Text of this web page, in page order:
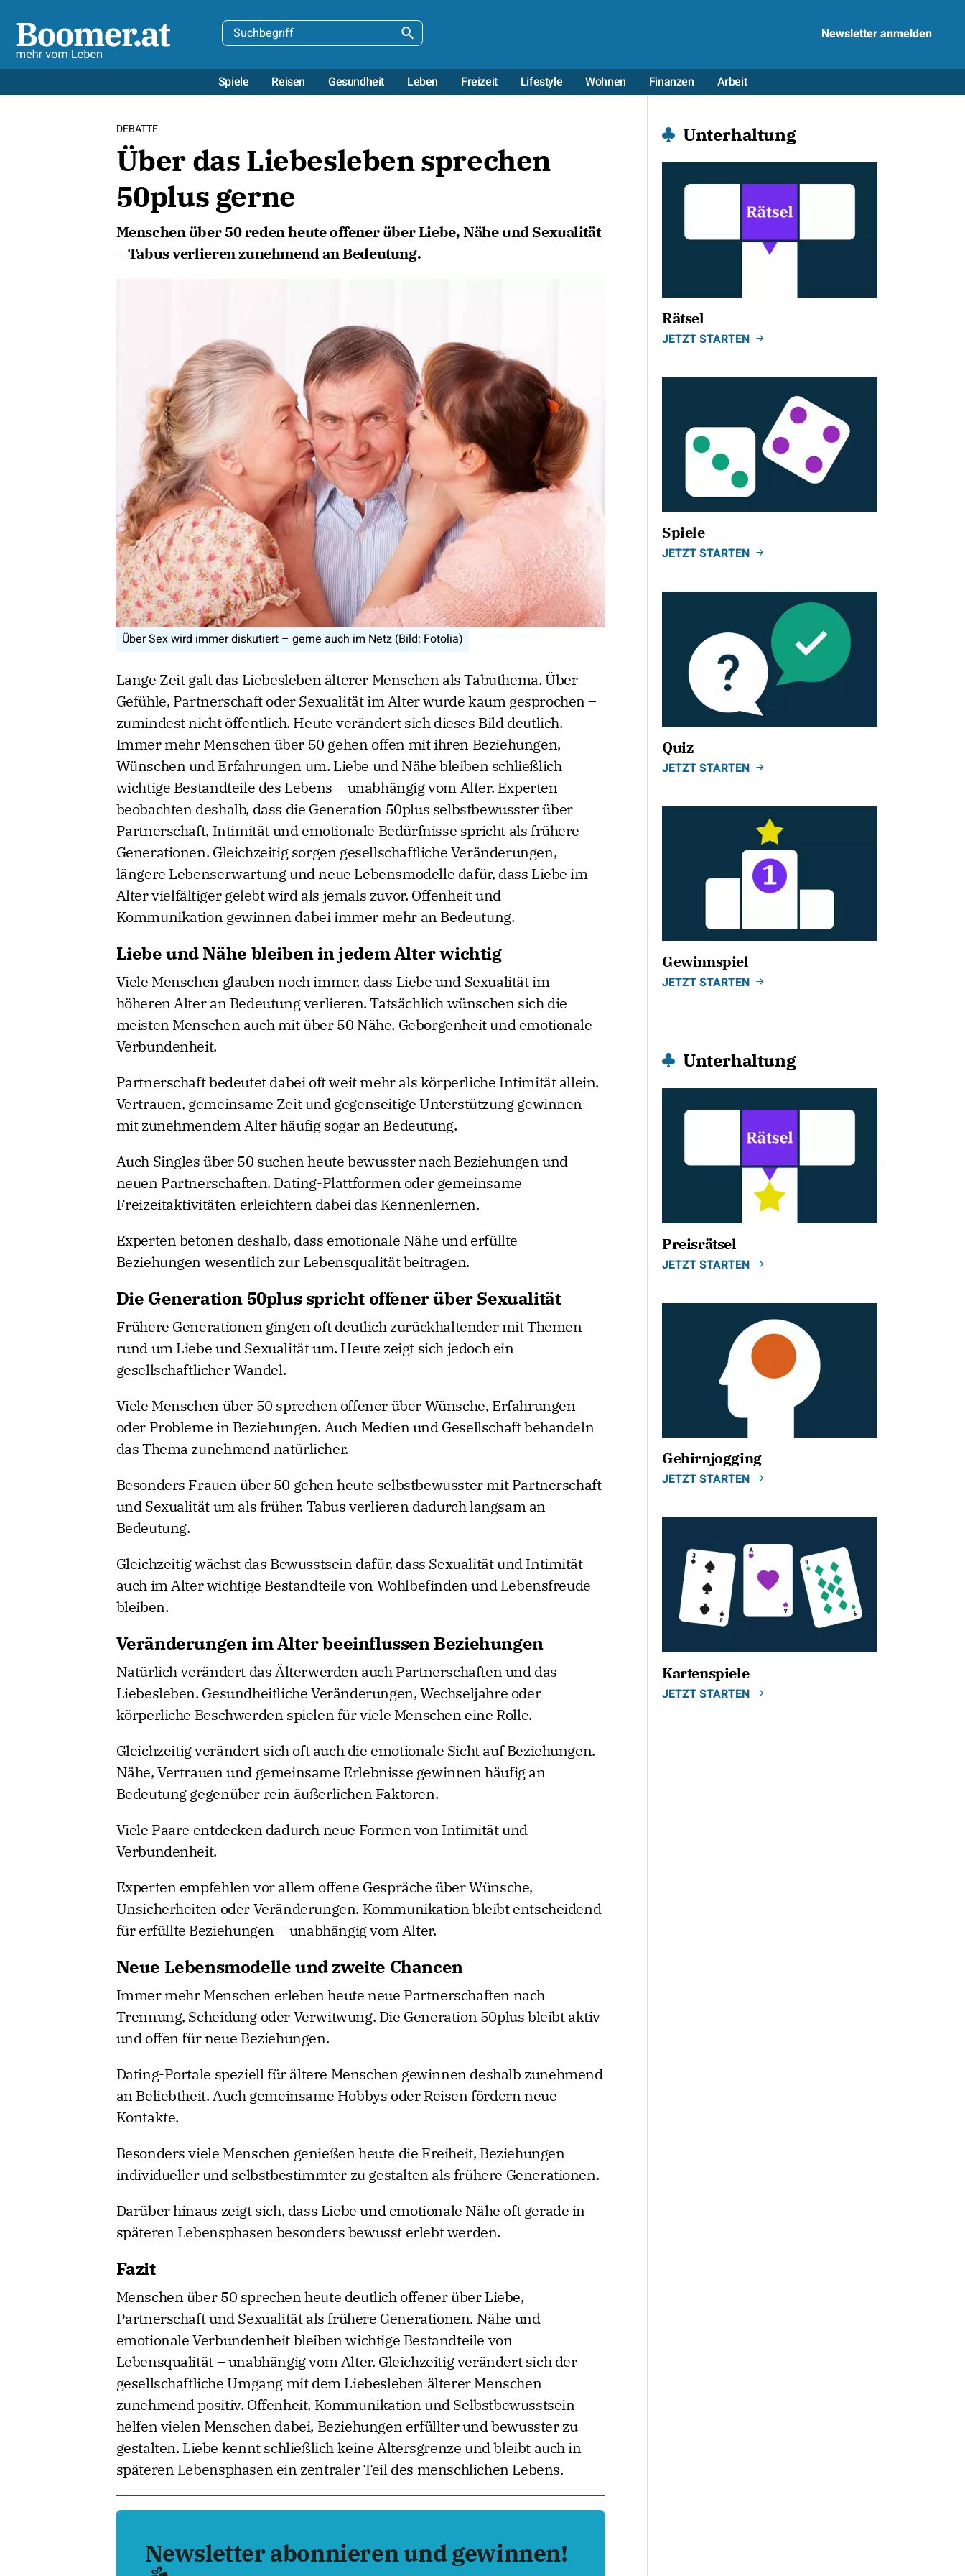
Newsletter anmelden
Spiele Reisen Gesundheit Leben Freizeit Lifestyle Wohnen Finanzen Arbeit
DEBATTE
Über das Liebesleben sprechen
50plus gerne
Menschen über 50 reden heute offener über Liebe, Nähe und Sexualität
– Tabus verlieren zunehmend an Bedeutung.
Über Sex wird immer diskutiert – gerne auch im Netz (Bild: Fotolia)
Lange Zeit galt das Liebesleben älterer Menschen als Tabuthema. Über
Gefühle, Partnerschaft oder Sexualität im Alter wurde kaum gesprochen –
zumindest nicht öffentlich. Heute verändert sich dieses Bild deutlich.
Immer mehr Menschen über 50 gehen offen mit ihren Beziehungen,
Wünschen und Erfahrungen um. Liebe und Nähe bleiben schließlich
wichtige Bestandteile des Lebens – unabhängig vom Alter. Experten
beobachten deshalb, dass die Generation 50plus selbstbewusster über
Partnerschaft, Intimität und emotionale Bedürfnisse spricht als frühere
Generationen. Gleichzeitig sorgen gesellschaftliche Veränderungen,
längere Lebenserwartung und neue Lebensmodelle dafür, dass Liebe im
Alter vielfältiger gelebt wird als jemals zuvor. Offenheit und
Kommunikation gewinnen dabei immer mehr an Bedeutung.
Liebe und Nähe bleiben in jedem Alter wichtig
Viele Menschen glauben noch immer, dass Liebe und Sexualität im
höheren Alter an Bedeutung verlieren. Tatsächlich wünschen sich die
meisten Menschen auch mit über 50 Nähe, Geborgenheit und emotionale
Verbundenheit.
Partnerschaft bedeutet dabei oft weit mehr als körperliche Intimität allein.
Vertrauen, gemeinsame Zeit und gegenseitige Unterstützung gewinnen
mit zunehmendem Alter häufig sogar an Bedeutung.
Auch Singles über 50 suchen heute bewusster nach Beziehungen und
neuen Partnerschaften. Dating-Plattformen oder gemeinsame
Freizeitaktivitäten erleichtern dabei das Kennenlernen.
Experten betonen deshalb, dass emotionale Nähe und erfüllte
Beziehungen wesentlich zur Lebensqualität beitragen.
Die Generation 50plus spricht offener über Sexualität
Frühere Generationen gingen oft deutlich zurückhaltender mit Themen
rund um Liebe und Sexualität um. Heute zeigt sich jedoch ein
gesellschaftlicher Wandel.
Viele Menschen über 50 sprechen offener über Wünsche, Erfahrungen
oder Probleme in Beziehungen. Auch Medien und Gesellschaft behandeln
das Thema zunehmend natürlicher.
Besonders Frauen über 50 gehen heute selbstbewusster mit Partnerschaft
und Sexualität um als früher. Tabus verlieren dadurch langsam an
Bedeutung.
Gleichzeitig wächst das Bewusstsein dafür, dass Sexualität und Intimität
auch im Alter wichtige Bestandteile von Wohlbefinden und Lebensfreude
bleiben.
Veränderungen im Alter beeinflussen Beziehungen
Natürlich verändert das Älterwerden auch Partnerschaften und das
Liebesleben. Gesundheitliche Veränderungen, Wechseljahre oder
körperliche Beschwerden spielen für viele Menschen eine Rolle.
Gleichzeitig verändert sich oft auch die emotionale Sicht auf Beziehungen.
Nähe, Vertrauen und gemeinsame Erlebnisse gewinnen häufig an
Bedeutung gegenüber rein äußerlichen Faktoren.
Viele Paare entdecken dadurch neue Formen von Intimität und
Verbundenheit.
Experten empfehlen vor allem offene Gespräche über Wünsche,
Unsicherheiten oder Veränderungen. Kommunikation bleibt entscheidend
für erfüllte Beziehungen – unabhängig vom Alter.
Neue Lebensmodelle und zweite Chancen
Immer mehr Menschen erleben heute neue Partnerschaften nach
Trennung, Scheidung oder Verwitwung. Die Generation 50plus bleibt aktiv
und offen für neue Beziehungen.
Dating-Portale speziell für ältere Menschen gewinnen deshalb zunehmend
an Beliebtheit. Auch gemeinsame Hobbys oder Reisen fördern neue
Kontakte.
Besonders viele Menschen genießen heute die Freiheit, Beziehungen
individueller und selbstbestimmter zu gestalten als frühere Generationen.
Darüber hinaus zeigt sich, dass Liebe und emotionale Nähe oft gerade in
späteren Lebensphasen besonders bewusst erlebt werden.
Fazit
Menschen über 50 sprechen heute deutlich offener über Liebe,
Partnerschaft und Sexualität als frühere Generationen. Nähe und
emotionale Verbundenheit bleiben wichtige Bestandteile von
Lebensqualität – unabhängig vom Alter. Gleichzeitig verändert sich der
gesellschaftliche Umgang mit dem Liebesleben älterer Menschen
zunehmend positiv. Offenheit, Kommunikation und Selbstbewusstsein
helfen vielen Menschen dabei, Beziehungen erfüllter und bewusster zu
gestalten. Liebe kennt schließlich keine Altersgrenze und bleibt auch in
späteren Lebensphasen ein zentraler Teil des menschlichen Lebens.
Newsletter abonnieren und gewinnen!
Unterhaltung
Rätsel
JETZT STARTEN
Spiele
JETZT STARTEN
Quiz
JETZT STARTEN
Gewinnspiel
JETZT STARTEN
Unterhaltung
Preisrätsel
JETZT STARTEN
Gehirnjogging
JETZT STARTEN
Kartenspiele
JETZT STARTEN